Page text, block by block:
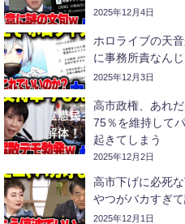
2025年12月4日
ホロライブの天
に事務所責なん
2025年12月3日
高市政権、あれ
75％を維持して
起きてしまう
2025年12月2日
高市下げに必死
やつがバカすぎ
2025年12月1日